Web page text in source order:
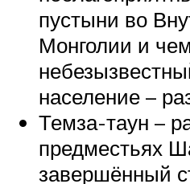
пустыни во
Монголии и
население –
Темза-таун –
предместьях
завершённый